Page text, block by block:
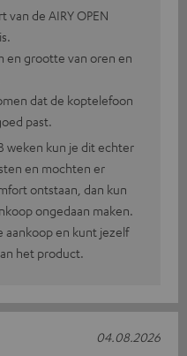
de AIRY OPEN
en grootte van oren en
dat de koptelefoon
past.
weken kun je dit echter
en mochten er
ontstaan, dan kun
ongedaan maken.
aankoop en kunt jezelf
het product.
04.08.2026